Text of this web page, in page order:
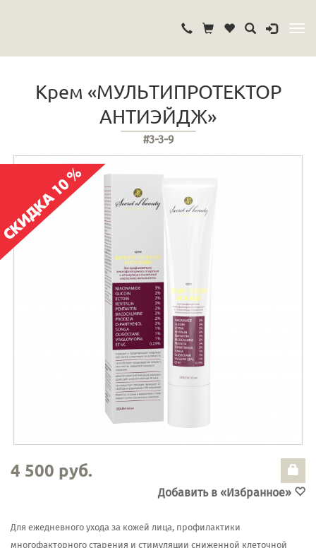
Крем «МУЛЬТИПРОТЕКТОР
АНТИЭЙДЖ»
#3-3-9
4 500 руб.
Добавить в «Избранное»
Для ежедневного ухода за кожей лица, профилактики
многофакторного старения и стимуляции сниженной клеточной